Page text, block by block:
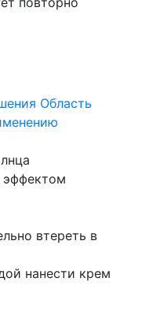
Область
втереть в
нанести крем